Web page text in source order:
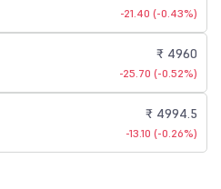
-21.40 (-0.43%)
₹ 4960
-25.70 (-0.52%)
₹ 4994.5
-13.10 (-0.26%)